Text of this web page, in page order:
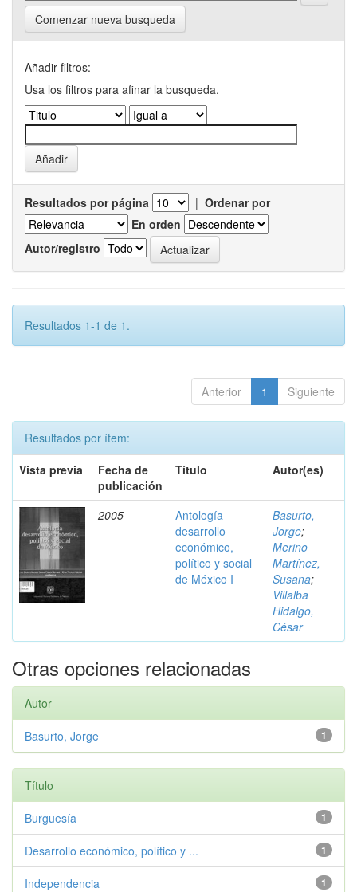
Comenzar nueva busqueda
Añadir filtros:
Usa los filtros para afinar la busqueda.
Resultados por página | Ordenar por
En orden
Autor/registro
Resultados 1-1 de 1.
Anterior 1 Siguiente
Resultados por ítem:
Vista previa
Fecha de
publicación
Título Autor(es)
2005
Antología
desarrollo
económico,
político y social
de México I
Basurto,
Jorge;
Merino
Martínez,
Susana;
Villalba
Hidalgo,
César
Otras opciones relacionadas
Autor
1
Basurto, Jorge
Título
1
Burguesía
1
Desarrollo económico, político y ...
1
Independencia